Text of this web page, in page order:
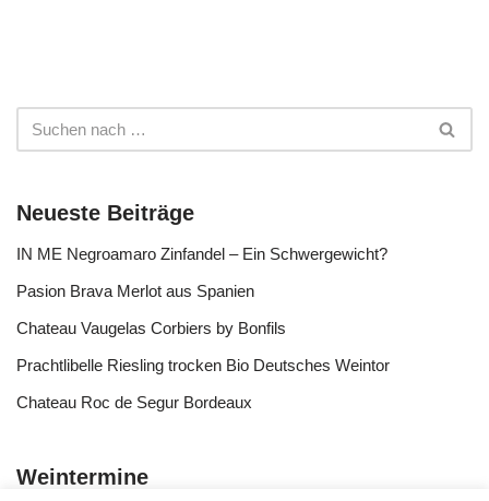
Neueste Beiträge
IN ME Negroamaro Zinfandel – Ein Schwergewicht?
Pasion Brava Merlot aus Spanien
Chateau Vaugelas Corbiers by Bonfils
Prachtlibelle Riesling trocken Bio Deutsches Weintor
Chateau Roc de Segur Bordeaux
Weintermine